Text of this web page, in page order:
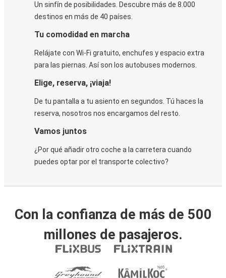
Un sinfín de posibilidades. Descubre más de 8.000
destinos en más de 40 países.
Tu comodidad en marcha
Relájate con Wi-Fi gratuito, enchufes y espacio extra
para las piernas. Así son los autobuses modernos.
Elige, reserva, ¡viaja!
De tu pantalla a tu asiento en segundos. Tú haces la
reserva, nosotros nos encargamos del resto.
Vamos juntos
¿Por qué añadir otro coche a la carretera cuando
puedes optar por el transporte colectivo?
Con la confianza de más de 500
millones de pasajeros.